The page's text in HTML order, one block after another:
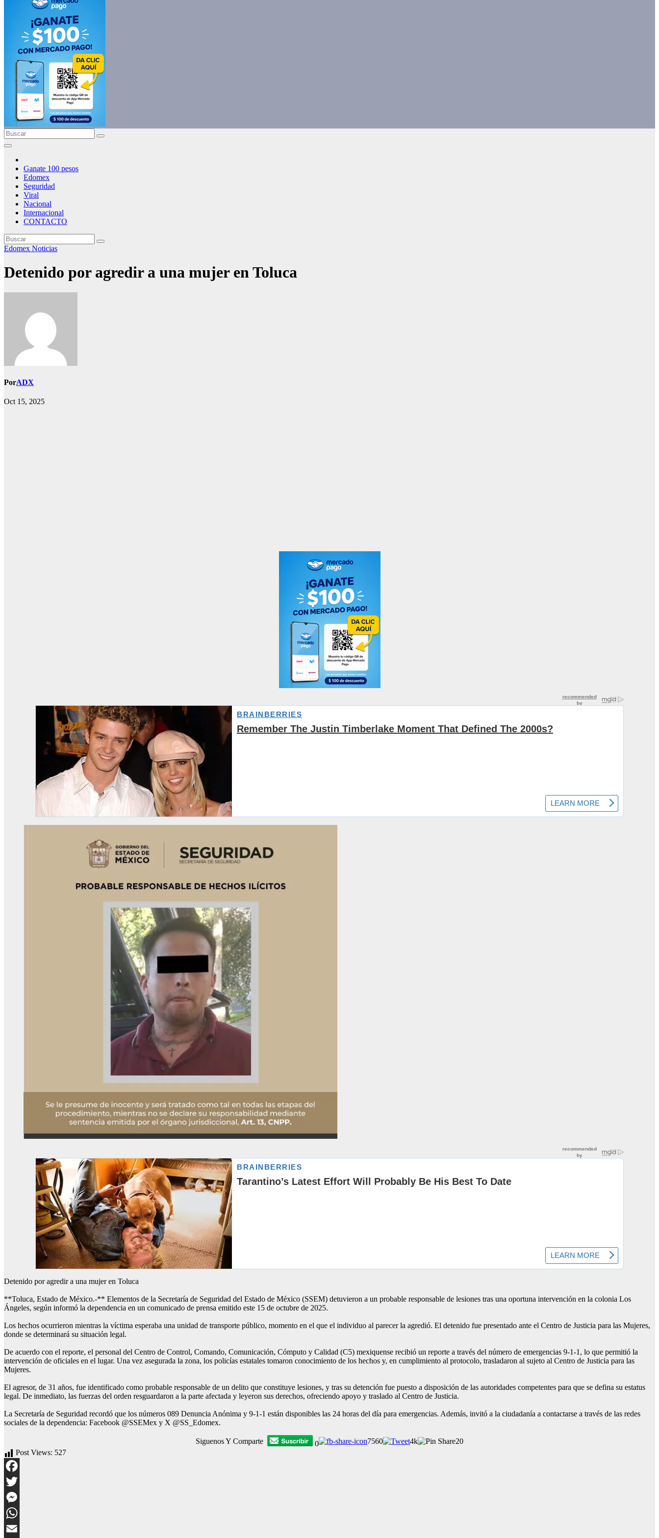
Ganate 100 pesos
Edomex
Seguridad
Viral
Nacional
Internacional
CONTACTO
Edomex Noticias
Detenido por agredir a una mujer en Toluca
PorADX
Oct 15, 2025
Detenido por agredir a una mujer en Toluca
**Toluca, Estado de México.-** Elementos de la Secretaría de Seguridad del Estado de México (SSEM) detuvieron a un probable responsable de lesiones tras una oportuna intervención en la colonia Los
Ángeles, según informó la dependencia en un comunicado de prensa emitido este 15 de octubre de 2025.
Los hechos ocurrieron mientras la víctima esperaba una unidad de transporte público, momento en el que el individuo al parecer la agredió. El detenido fue presentado ante el Centro de Justicia para las Mujeres,
donde se determinará su situación legal.
De acuerdo con el reporte, el personal del Centro de Control, Comando, Comunicación, Cómputo y Calidad (C5) mexiquense recibió un reporte a través del número de emergencias 9-1-1, lo que permitió la
intervención de oficiales en el lugar. Una vez asegurada la zona, los policías estatales tomaron conocimiento de los hechos y, en cumplimiento al protocolo, trasladaron al sujeto al Centro de Justicia para las
Mujeres.
El agresor, de 31 años, fue identificado como probable responsable de un delito que constituye lesiones, y tras su detención fue puesto a disposición de las autoridades competentes para que se defina su estatus
legal. De inmediato, las fuerzas del orden resguardaron a la parte afectada y leyeron sus derechos, ofreciendo apoyo y traslado al Centro de Justicia.
La Secretaría de Seguridad recordó que los números 089 Denuncia Anónima y 9-1-1 están disponibles las 24 horas del día para emergencias. Además, invitó a la ciudadanía a contactarse a través de las redes
sociales de la dependencia: Facebook @SSEMex y X @SS_Edomex.
Siguenos Y Comparte 0 7560 4k
20
Post Views: 527
Facebook
Twitter
Messenger
WhatsApp